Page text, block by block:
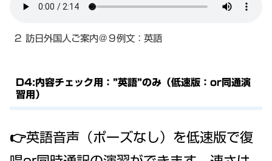
２ 訪日外国人ご案内＠９例文：英語
D4:内容チェック用：”英語”のみ（低速版：or同通演
習用）
👉英語音声（ポーズなし）を低速版で復